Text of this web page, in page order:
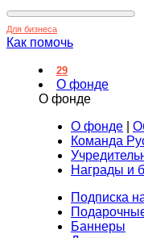
Для бизнеса
Как помочь
29
О фонде
О фонде
О фонде
Команда
Награды и
Подписка
Баннеры